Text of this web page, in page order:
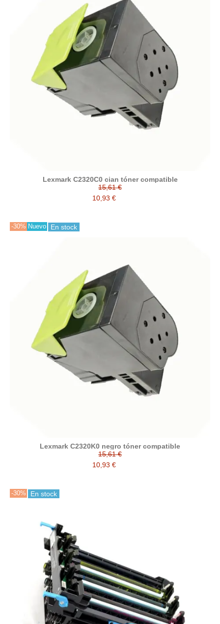
Lexmark C2320C0 cian tóner compatible
15,61 €
10,93 €
-30% Nuevo En stock
Lexmark C2320K0 negro tóner compatible
15,61 €
10,93 €
-30% En stock